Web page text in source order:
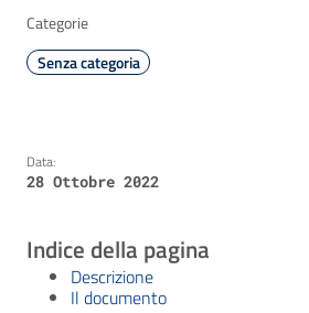
Categorie
Senza categoria
Data:
28 Ottobre 2022
Indice della pagina
Descrizione
Il documento